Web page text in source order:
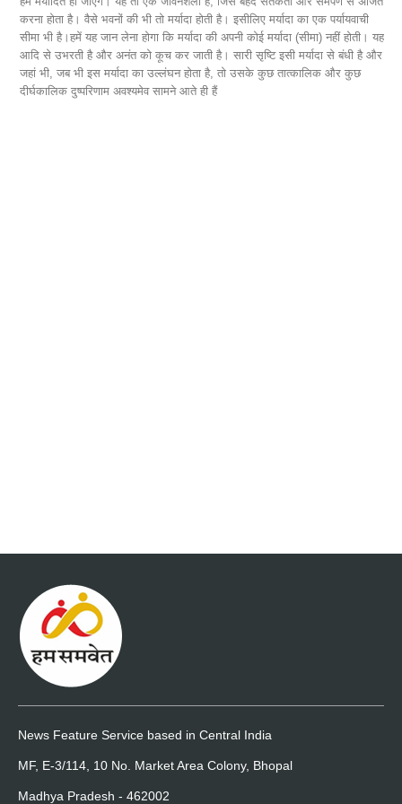
करना होता है। वैसे भवनों की भी तो मर्यादा होती है। इसीलिए मर्यादा का एक पर्यायवाची
सीमा भी है।हमें यह जान लेना होगा कि मर्यादा की अपनी कोई मर्यादा (सीमा) नहीं होती। यह
आदि से उभरती है और अनंत को कूच कर जाती है। सारी सृष्टि इसी मर्यादा से बंधी है और
जहां भी, जब भी इस मर्यादा का उल्लंघन होता है, तो उसके कुछ तात्कालिक और कुछ
दीर्घकालिक दुष्परिणाम अवश्यमेव सामने आते ही हैं
News Feature Service based in Central India
MF, E-3/114, 10 No. Market Area Colony, Bhopal
Madhya Pradesh - 462002